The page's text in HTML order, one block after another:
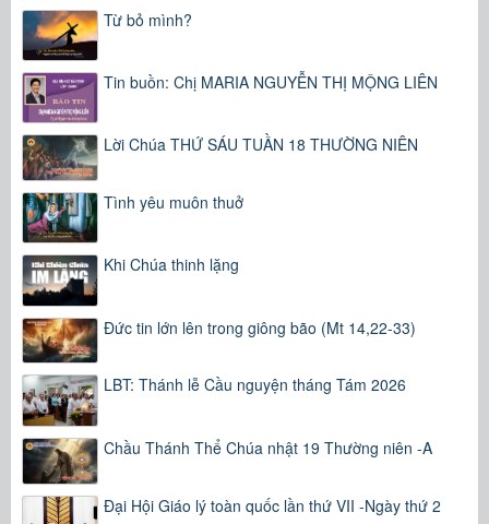
Từ bỏ mình?
Tin buồn: Chị MARIA NGUYỄN THỊ MỘNG LIÊN
Lời Chúa THỨ SÁU TUẦN 18 THƯỜNG NIÊN
Tình yêu muôn thuở
Khi Chúa thinh lặng
Đức tin lớn lên trong giông bão (Mt 14,22-33)
LBT: Thánh lễ Cầu nguyện tháng Tám 2026
Chầu Thánh Thể Chúa nhật 19 Thường niên -A
Đại Hội Giáo lý toàn quốc lần thứ VII -Ngày thứ 2